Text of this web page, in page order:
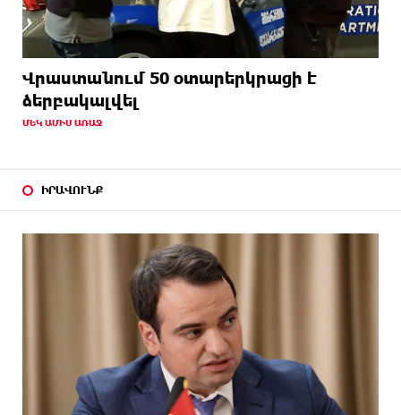
Վրաստանում 50 օտարերկրացի է
ձերբակալվել
ՄԵԿ ԱՄԻՍ ԱՌԱՋ
ԻՐԱՎՈՒՆՔ